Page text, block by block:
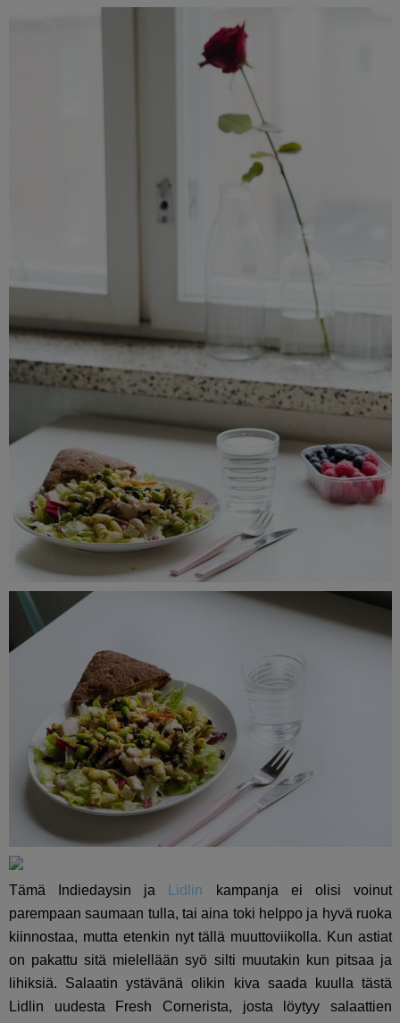
Tämä Indiedaysin ja Lidlin kampanja ei olisi voinut
parempaan saumaan tulla, tai aina toki helppo ja hyvä ruoka
kiinnostaa, mutta etenkin nyt tällä muuttoviikolla. Kun astiat
on pakattu sitä mielellään syö silti muutakin kun pitsaa ja
lihiksiä. Salaatin ystävänä olikin kiva saada kuulla tästä
Lidlin uudesta Fresh Cornerista, josta löytyy salaattien